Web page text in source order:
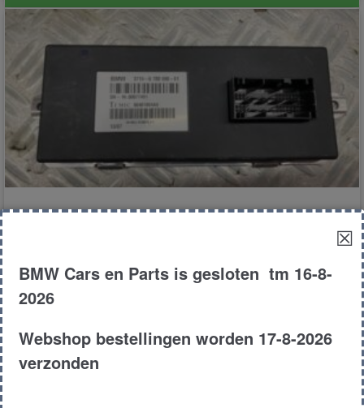
€125.00
Product # 175448
☒
BMW Cars en Parts is gesloten tm 16-8-
2026
Webshop bestellingen worden 17-8-2026
verzonden